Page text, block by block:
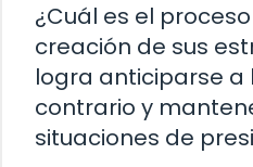
¿Cuál es el
creación de sus
logra anticiparse a
contrario y
situaciones de